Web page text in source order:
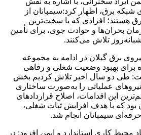
شبکه برق، اظهار کرد:سیمبانان از
هستند؛ افرادی که با سخت‌ترین
بحران‌ها و حوادث جوی، برای تأمین
تلاش می‌کنند.
برق گیلان در ادامه به مجموعه
برای بهبود وضعیت شغلی و رفاهی
طی دو سال اخیر تلاش کردیم بخش
عملیاتی را به‌صورت ساختاری
این اقدامات، اصلاح قراردادهای
که با هدف افزایش ثبات شغلی،
سیمبانان انجام شد.
محیط کاری استاندارد و ایمن افزود: در